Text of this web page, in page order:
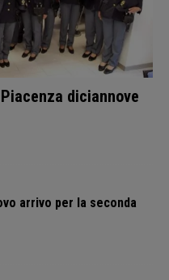
diciannove
arrivo per la seconda